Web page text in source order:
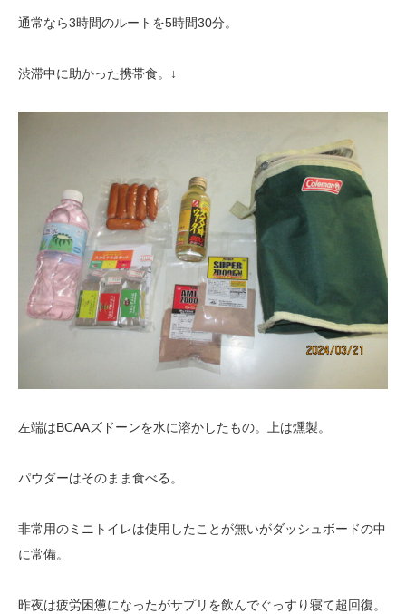
通常なら3時間のルートを5時間30分。
渋滞中に助かった携帯食。↓
左端はBCAAズドーンを水に溶かしたもの。上は燻製。
パウダーはそのまま食べる。
非常用のミニトイレは使用したことが無いがダッシュボードの中
に常備。
昨夜は疲労困憊になったがサプリを飲んでぐっすり寝て超回復。